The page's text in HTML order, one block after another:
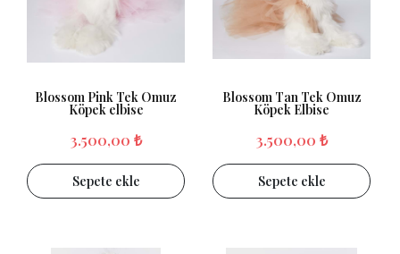
Blossom Pink Tek Omuz
Köpek elbise
3.500,00 ₺
Sepete ekle
Blossom Tan Tek Omuz
Köpek Elbise
3.500,00 ₺
Sepete ekle